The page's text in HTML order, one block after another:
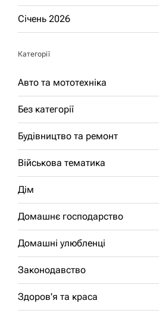
Січень 2026
Категорії
Авто та мототехніка
Без категорії
Будівництво та ремонт
Військова тематика
Дім
Домашнє господарство
Домашні улюбленці
Законодавство
Здоров'я та краса